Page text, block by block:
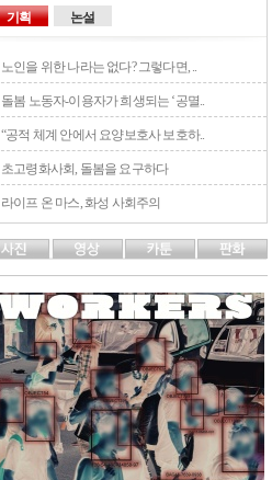
기획
노인을 위한 나라는 없다? 그렇다면, ..
돌봄 노동자-이용자가 희생되는 ‘공멸..
“공적 체계 안에서 요양보호사 보호하..
초고령화사회, 돌봄을 요구하다
라이프 온 마스, 화성 사회주의
논설